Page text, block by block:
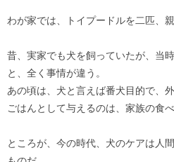
わが家では、トイプードルを二匹、
昔、実家でも犬を飼っていたが、当
と、全く事情が違う。
あの頃は、犬と言えば番犬目的で、
ごはんとして与えるのは、家族の食
ところが、今の時代、犬のケアは人